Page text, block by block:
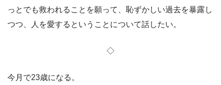
っとでも救われることを願って、恥ずかしい過去を暴露し
つつ、人を愛するということについて話したい。
◇
今月で23歳になる。